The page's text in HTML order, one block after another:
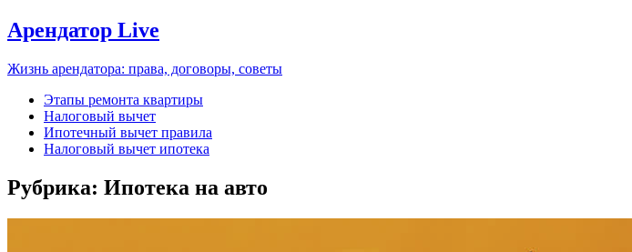
Арендатор Live
Жизнь арендатора: права, договоры, советы
Этапы ремонта квартиры
Налоговый вычет
Ипотечный вычет правила
Налоговый вычет ипотека
Рубрика: Ипотека на авто